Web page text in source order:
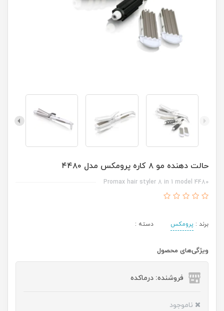
حالت دهنده مو ۸ کاره پرومکس مدل ۴۴۸۰
Promax hair styler 8 in 1 model 4480
برند : پرومکس دسته :
ویژگی‌های محصول
فروشنده: درماکده
ناموجود